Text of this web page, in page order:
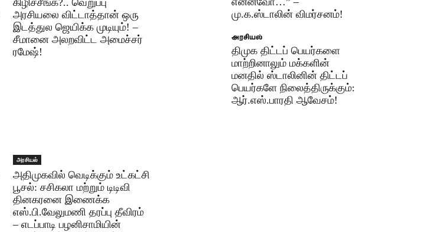
கிழிச்சீங்க?.. வெறுப்பு
அரசியலை விட்டாத்தான் ஒரு
இடத்துல ஜெயிக்க முடியும்! –
சீமானை அலறவிட்ட அமைச்சர்
ரமேஷ்!
அரசியல்
அதிமுகவில் வெடிக்கும் உட்கட்சி
பூசல்: சசிகலா மற்றும் டிடிவி
தினகரனை இணைக்க
எஸ்.பி.வேலுமணி தரப்பு தீவிரம்
– எடப்பாடி பழனிசாமியின்
மு.க.ஸ்டாலின் விமர்சனம்!
அரசியல்
திமுக திட்டப் பெயர்களை
மாற்றினாலும் மக்களின்
மனதில் ஸ்டாலினின் திட்டப்
பெயர்களே நிலைத்திருக்கும்:
ஆர்.எஸ்.பாரதி ஆவேசம்!